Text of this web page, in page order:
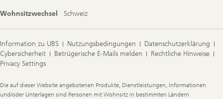
Wohnsitzwechsel Schweiz
Information zu UBS Nutzungsbedingungen
Datenschutzerklärung
Cybersicherheit
Betrügerische E-Mails melden
Rechtliche Hinweise
Privacy Settings
Legal
Information
Die auf dieser Website angebotenen Produkte, Dienstleistungen, Informationen
und/oder Unterlagen sind Personen mit Wohnsitz in bestimmten Ländern